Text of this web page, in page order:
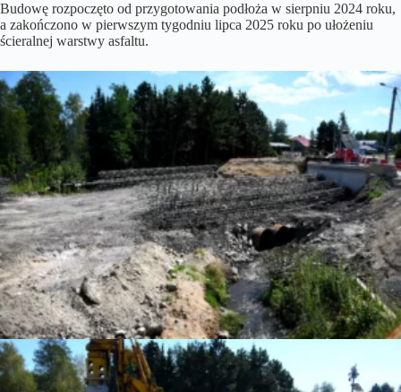
Budowę rozpoczęto od przygotowania podłoża w sierpniu 2024 roku,
a zakończono w pierwszym tygodniu lipca 2025 roku po ułożeniu
ścieralnej warstwy asfaltu.